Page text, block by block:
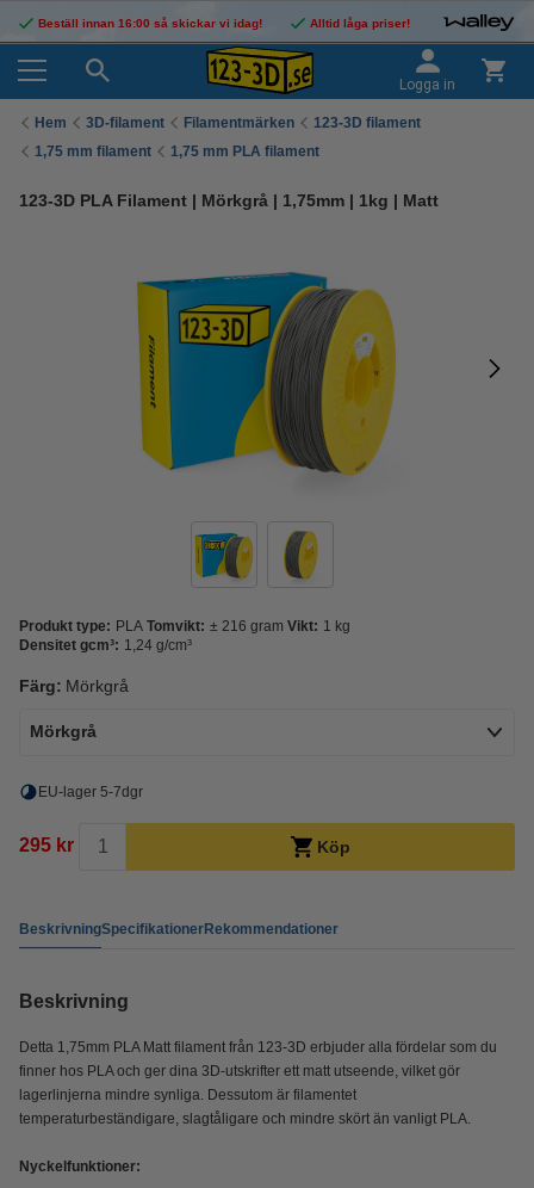
Beställ innan 16:00 så skickar vi idag! Alltid låga priser!
Logga in
Hem 3D-filament Filamentmärken
123-3D filament
1,75 mm filament
1,75 mm PLA filament
123-3D PLA Filament | Mörkgrå | 1,75mm | 1kg | Matt
Produkt type: PLA Tomvikt: ± 216 gram Vikt: 1 kg
Densitet gcm³: 1,24 g/cm³
Färg: Mörkgrå
Mörkgrå
EU-lager 5-7dgr
295 kr Köp
BeskrivningSpecifikationerRekommendationer
Beskrivning
Detta 1,75mm PLA Matt filament från 123-3D erbjuder alla fördelar som du
finner hos PLA och ger dina 3D-utskrifter ett matt utseende, vilket gör
lagerlinjerna mindre synliga. Dessutom är filamentet
temperaturbeständigare, slagtåligare och mindre skört än vanligt PLA.
Nyckelfunktioner: